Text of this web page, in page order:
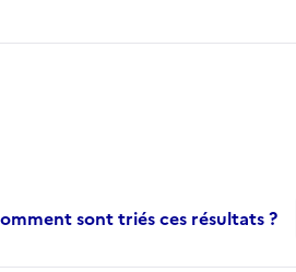
sont triés ces résultats ?